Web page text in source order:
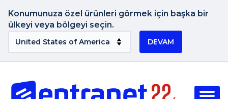
Konumunuza özel ürünleri görmek için başka bir
ülkeyi veya bölgeyi seçin.
DEVAM